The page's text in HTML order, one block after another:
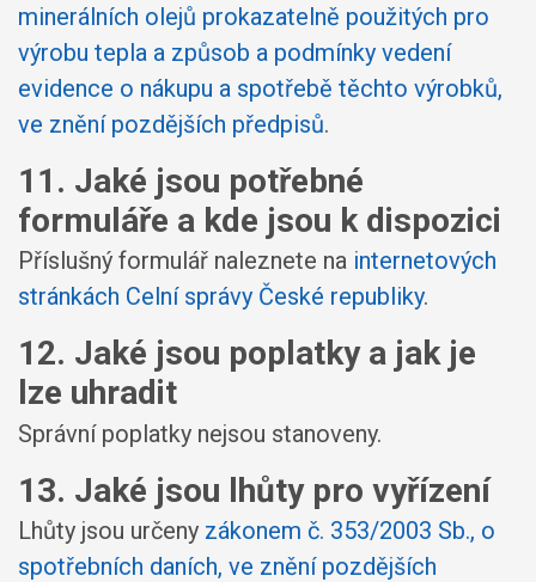
minerálních olejů prokazatelně použitých pro
výrobu tepla a způsob a podmínky vedení
evidence o nákupu a spotřebě těchto výrobků,
ve znění pozdějších předpisů.
11. Jaké jsou potřebné
formuláře a kde jsou k dispozici
Příslušný formulář naleznete na internetových
stránkách Celní správy České republiky.
12. Jaké jsou poplatky a jak je
lze uhradit
Správní poplatky nejsou stanoveny.
13. Jaké jsou lhůty pro vyřízení
Lhůty jsou určeny zákonem č. 353/2003 Sb., o
spotřebních daních, ve znění pozdějších